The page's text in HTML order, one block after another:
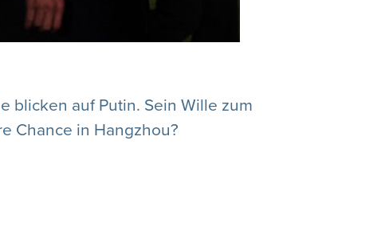
blicken auf Putin. Sein Wille zum
Chance in Hangzhou?